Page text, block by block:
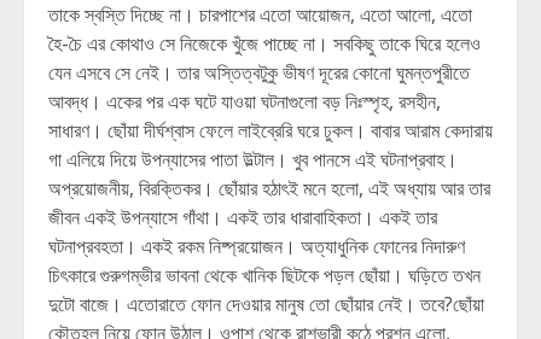
তাকে স্বস্তি দিচ্ছে না। চারপাশের এতো আয়োজন, এতো আলো, এতো
হৈ-চৈ এর কোথাও সে নিজেকে খুঁজে পাচ্ছে না। সবকিছু তাকে ঘিরে হলেও
যেন এসবে সে নেই। তার অস্তিত্বটুকু ভীষণ দূরের কোনো ঘুমন্তপুরীতে
আবদ্ধ। একের পর এক ঘটে যাওয়া ঘটনাগুলো বড় নিঃস্পৃহ, রসহীন,
সাধারণ। ছোঁয়া দীর্ঘশ্বাস ফেলে লাইব্রেরি ঘরে ঢুকল। বাবার আরাম কেদারায়
গা এলিয়ে দিয়ে উপন্যাসের পাতা উল্টাল। খুব পানসে এই ঘটনাপ্রবাহ।
অপ্রয়োজনীয়, বিরক্তিকর। ছোঁয়ার হঠাৎই মনে হলো, এই অধ্যায় আর তার
জীবন একই উপন্যাসে গাঁথা। একই তার ধারাবাহিকতা। একই তার
ঘটনাপ্রবহতা। একই রকম নিষ্প্রয়োজন। অত্যাধুনিক ফোনের নিদারুণ
চিৎকারে গুরুগম্ভীর ভাবনা থেকে খানিক ছিটকে পড়ল ছোঁয়া। ঘড়িতে তখন
দুটো বাজে। এতোরাতে ফোন দেওয়ার মানুষ তো ছোঁয়ার নেই। তবে?ছোঁয়া
কৌতূহল নিয়ে ফোন উঠাল। ওপাশ থেকে রাশভারী কন্ঠে প্রশ্ন এলো,